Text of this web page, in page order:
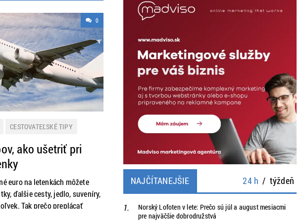
0
CESTOVATEĽSKÉ TIPY
PRAKTICKÉ INFORMÁCIE
ako ušetriť pri
euro na letenkách môžete
ďalšie cesty, jedlo, suveníry,
Tak prečo preplácať
NAJČÍTANEJŠIE 24 h / týždeň
Norský Lofoten v lete: Prečo sú júl a august mesiacmi
pre najväčšie dobrodružstvá